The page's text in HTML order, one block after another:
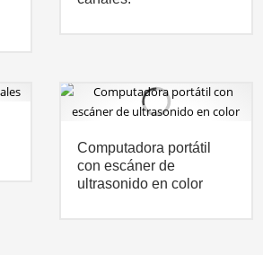
Computadora portátil
con escáner de
ultrasonido en color